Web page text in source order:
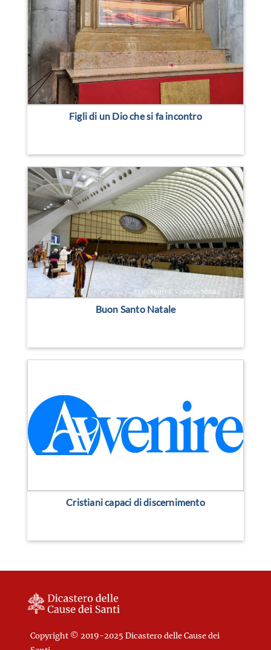
Figli di un Dio che si fa incontro
Buon Santo Natale
Cristiani capaci di discernimento
Copyright © 2019-2025 Dicastero delle Cause dei